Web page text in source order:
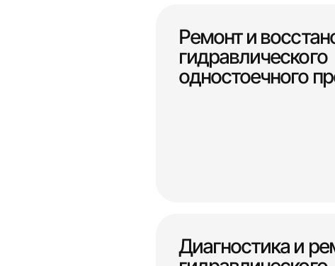
Ремонт и
гидравлического
одностоечного
Диагностика и